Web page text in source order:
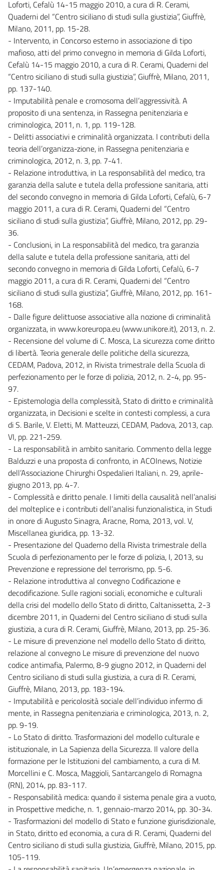
Loforti, Cefalù 14-15 maggio 2010, a cura di R. Cerami,
Quaderni del “Centro siciliano di studi sulla giustizia”, Giuffrè,
Milano, 2011, pp. 15-28.
- Intervento, in Concorso esterno in associazione di tipo
mafioso, atti del primo convegno in memoria di Gilda Loforti,
Cefalù 14-15 maggio 2010, a cura di R. Cerami, Quaderni del
“Centro siciliano di studi sulla giustizia”, Giuffrè, Milano, 2011,
pp. 137-140.
- Imputabilità penale e cromosoma dell’aggressività. A
proposito di una sentenza, in Rassegna penitenziaria e
criminologica, 2011, n. 1, pp. 119-128.
- Delitti associativi e criminalità organizzata. I contributi della
teoria dell’organizza-zione, in Rassegna penitenziaria e
criminologica, 2012, n. 3, pp. 7-41.
- Relazione introduttiva, in La responsabilità del medico, tra
garanzia della salute e tutela della professione sanitaria, atti
del secondo convegno in memoria di Gilda Loforti, Cefalù, 6-7
maggio 2011, a cura di R. Cerami, Quaderni del “Centro
siciliano di studi sulla giustizia”, Giuffrè, Milano, 2012, pp. 29-
36.
- Conclusioni, in La responsabilità del medico, tra garanzia
della salute e tutela della professione sanitaria, atti del
secondo convegno in memoria di Gilda Loforti, Cefalù, 6-7
maggio 2011, a cura di R. Cerami, Quaderni del “Centro
siciliano di studi sulla giustizia”, Giuffrè, Milano, 2012, pp. 161-
168.
- Dalle figure delittuose associative alla nozione di criminalità
organizzata, in www.koreuropa.eu (www.unikore.it), 2013, n. 2.
- Recensione del volume di C. Mosca, La sicurezza come diritto
di libertà. Teoria generale delle politiche della sicurezza,
CEDAM, Padova, 2012, in Rivista trimestrale della Scuola di
perfezionamento per le forze di polizia, 2012, n. 2-4, pp. 95-
97.
- Epistemologia della complessità, Stato di diritto e criminalità
organizzata, in Decisioni e scelte in contesti complessi, a cura
di S. Barile, V. Eletti, M. Matteuzzi, CEDAM, Padova, 2013, cap.
VI, pp. 221-259.
- La responsabilità in ambito sanitario. Commento della legge
Balduzzi e una proposta di confronto, in ACOInews, Notizie
dell’Associazione Chirurghi Ospedalieri Italiani, n. 29, aprile-
giugno 2013, pp. 4-7.
- Complessità e diritto penale. I limiti della causalità nell’analisi
del molteplice e i contributi dell’analisi funzionalistica, in Studi
in onore di Augusto Sinagra, Aracne, Roma, 2013, vol. V,
Miscellanea giuridica, pp. 13-32.
- Presentazione del Quaderno della Rivista trimestrale della
Scuola di perfezionamento per le forze di polizia, I, 2013, su
Prevenzione e repressione del terrorismo, pp. 5-6.
- Relazione introduttiva al convegno Codificazione e
decodificazione. Sulle ragioni sociali, economiche e culturali
della crisi del modello dello Stato di diritto, Caltanissetta, 2-3
dicembre 2011, in Quaderni del Centro siciliano di studi sulla
giustizia, a cura di R. Cerami, Giuffrè, Milano, 2013, pp. 25-36.
- Le misure di prevenzione nel modello dello Stato di diritto,
relazione al convegno Le misure di prevenzione del nuovo
codice antimafia, Palermo, 8-9 giugno 2012, in Quaderni del
Centro siciliano di studi sulla giustizia, a cura di R. Cerami,
Giuffrè, Milano, 2013, pp. 183-194.
- Imputabilità e pericolosità sociale dell’individuo infermo di
mente, in Rassegna penitenziaria e criminologica, 2013, n. 2,
pp. 9-19.
- Lo Stato di diritto. Trasformazioni del modello culturale e
istituzionale, in La Sapienza della Sicurezza. Il valore della
formazione per le Istituzioni del cambiamento, a cura di M.
Morcellini e C. Mosca, Maggioli, Santarcangelo di Romagna
(RN), 2014, pp. 83-117.
- Responsabilità medica: quando il sistema penale gira a vuoto,
in Prospettive mediche, n. 1, gennaio-marzo 2014, pp. 30-34.
- Trasformazioni del modello di Stato e funzione giurisdizionale,
in Stato, diritto ed economia, a cura di R. Cerami, Quaderni del
Centro siciliano di studi sulla giustizia, Giuffrè, Milano, 2015, pp.
105-119.